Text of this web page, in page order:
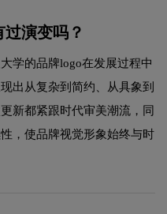
演变吗？
学的品牌logo在发展过程中
出从复杂到简约、从具象到
新都紧跟时代审美潮流，同
，使品牌视觉形象始终与时